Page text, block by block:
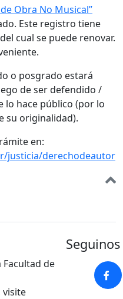
Obra No Musical”
Este registro tiene
cual se puede renovar.
o posgrado estará
de ser defendido /
lo hace público (por lo
su originalidad).
en:
justicia/derechodeautor
Facultad de
visite